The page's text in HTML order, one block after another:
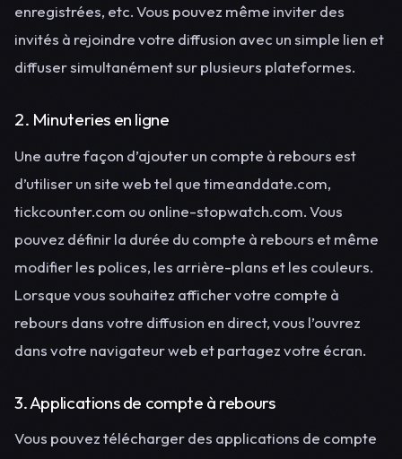
enregistrées, etc. Vous pouvez même inviter des
invités à rejoindre votre diffusion avec un simple lien et
diffuser simultanément sur plusieurs plateformes.
2. Minuteries en ligne
Une autre façon d’ajouter un compte à rebours est
d’utiliser un site web tel que timeanddate.com,
tickcounter.com ou online-stopwatch.com. Vous
pouvez définir la durée du compte à rebours et même
modifier les polices, les arrière-plans et les couleurs.
Lorsque vous souhaitez afficher votre compte à
rebours dans votre diffusion en direct, vous l’ouvrez
dans votre navigateur web et partagez votre écran.
3. Applications de compte à rebours
Vous pouvez télécharger des applications de compte